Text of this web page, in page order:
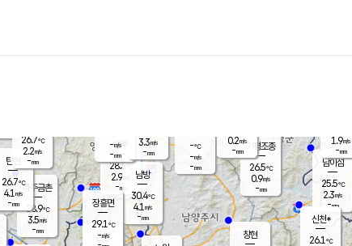
남이섬
25.5℃
2.3m/s
-mm
양주
28.3℃
2.9
-mm
1.9m/s
-mm
파주금촌
28.9℃
3.5m/s
-mm
가평조종
26.5℃
0.9m/s
-mm
-℃
-m/s
-mm
신천*
26.1℃
창현
탄현
26.7℃
4.1 m/s
-mm
0.2m/s
-mm
은평
남방
30.4℃
4.1 m/s
-mm
장흥면
29.1℃
-m/s
-m/s
-mm
26.7℃
2.2m/s
-mm
3.3m/s
-mm